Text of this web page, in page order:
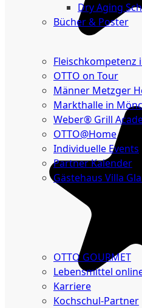
Dry Aging
Bücher & Poster
Fleischkompetenz
OTTO on Tour
Männer Metzger
Markthalle in
Weber® Grill
OTTO@Home
Individuelle Events
Partner Kalender
Gästehaus Villa
Gutscheine
OTTO GOURMET
Lebensmittel
Karriere
Kochschul-Partner